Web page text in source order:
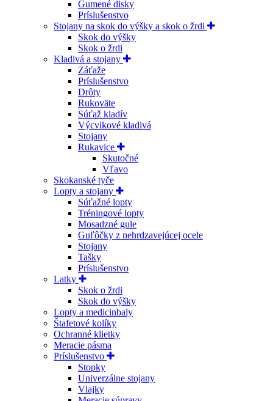
Gumené disky
Príslušenstvo
Stojany na skok do výšky a skok o žrdi
Skok do výšky
Skok o žrdi
Kladivá a stojany
Záťaže
Príslušenstvo
Drôty
Rukoväte
Súťaž kladív
Výcvikové kladivá
Stojany
Rukavice
Skutočné
Vľavo
Skokanské tyče
Lopty a stojany
Súťažné lopty
Tréningové lopty
Mosadzné gule
Guľôčky z nehrdzavejúcej ocele
Stojany
Tašky
Príslušenstvo
Latky
Skok o žrdi
Skok do výšky
Lopty a medicinbaly
Štafetové kolíky
Ochranné klietky
Meracie pásma
Príslušenstvo
Stopky
Univerzálne stojany
Vlajky